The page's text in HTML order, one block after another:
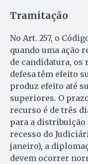
Tramitação
No Art. 257, o
quando uma ação
de candidatura,
defesa têm efeito
produz efeito até
superiores. O
recurso é de três
para a distribuição
recesso do
janeiro), a
devem ocorrer